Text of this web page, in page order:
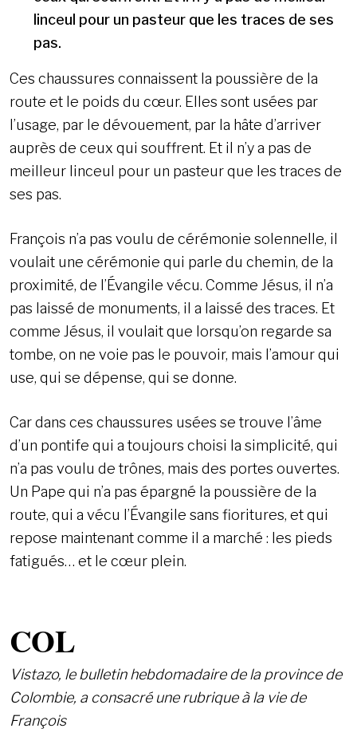
linceul pour un pasteur que les traces de ses
pas.
Ces chaussures connaissent la poussière de la
route et le poids du cœur. Elles sont usées par
l’usage, par le dévouement, par la hâte d’arriver
auprès de ceux qui souffrent. Et il n’y a pas de
meilleur linceul pour un pasteur que les traces de
ses pas.
François n’a pas voulu de cérémonie solennelle, il
voulait une cérémonie qui parle du chemin, de la
proximité, de l’Évangile vécu. Comme Jésus, il n’a
pas laissé de monuments, il a laissé des traces. Et
comme Jésus, il voulait que lorsqu’on regarde sa
tombe, on ne voie pas le pouvoir, mais l’amour qui
use, qui se dépense, qui se donne.
Car dans ces chaussures usées se trouve l’âme
d’un pontife qui a toujours choisi la simplicité, qui
n’a pas voulu de trônes, mais des portes ouvertes.
Un Pape qui n’a pas épargné la poussière de la
route, qui a vécu l’Évangile sans fioritures, et qui
repose maintenant comme il a marché : les pieds
fatigués… et le cœur plein.
COL
Vistazo, le bulletin hebdomadaire de la province de
Colombie, a consacré une rubrique à la vie de
François